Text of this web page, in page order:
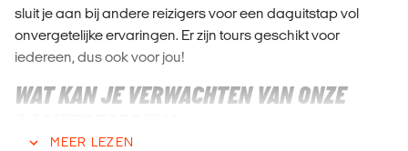
sluit je aan bij andere reizigers voor een daguitstap vol
onvergetelijke ervaringen. Er zijn tours geschikt voor
iedereen, dus ook voor jou!
WAT KAN JE VERWACHTEN VAN ONZE
MEER LEZEN